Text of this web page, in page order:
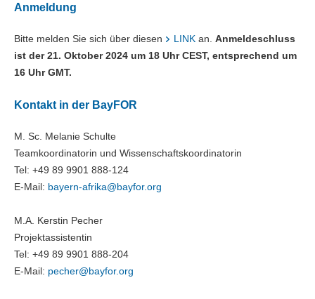
Anmeldung
Bitte melden Sie sich über diesen LINK an. Anmeldeschluss
ist der 21. Oktober 2024 um 18 Uhr CEST, entsprechend um
16 Uhr GMT.
Kontakt in der BayFOR
M. Sc. Melanie Schulte
Teamkoordinatorin und Wissenschaftskoordinatorin
Tel: +49 89 9901 888-124
E-Mail: bayern-afrika@bayfor.org
M.A. Kerstin Pecher
Projektassistentin
Tel: +49 89 9901 888-204
E-Mail: pecher@bayfor.org